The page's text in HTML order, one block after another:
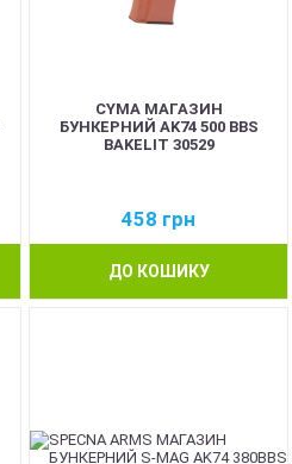
CYMA МАГАЗИН
БУНКЕРНИЙ AK74 500 BBS
BAKELIT 30529
458 грн
ДО КОШИКУ